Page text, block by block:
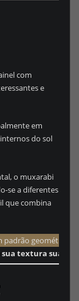
com
e
em
do sol
o muxarabi
se a diferentes
que combina
textura suave